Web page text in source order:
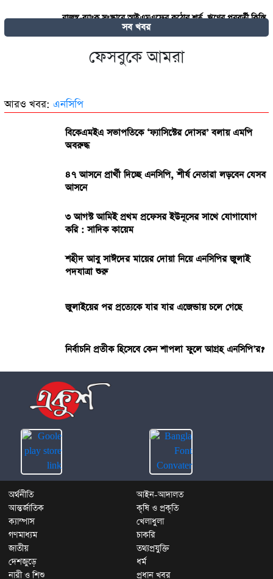
রাজস্ব-ব্যাংক সংস্কারে আইএমএফের কঠোর শর্ত, ঋণের পরবর্তী কিস্তি
নিয়ে দোটানায় সরকার
২৭০ বিলিয়ন ডলার! কার কাছে এই বিশাল ক্ষতিপূরণ চাইছে ইরান?
সব খবর
ফেসবুকে আমরা
আরও খবর: এনসিপি
বিকেএমইএ সভাপতিকে ‘ফ্যাসিস্টের দোসর’ বলায় এমপি
অবরুদ্ধ
৪৭ আসনে প্রার্থী দিচ্ছে এনসিপি, শীর্ষ নেতারা লড়বেন যেসব
আসনে
৩ আগস্ট আমিই প্রথম প্রফেসর ইউনূসের সাথে যোগাযোগ
করি : সাদিক কায়েম
শহীদ আবু সাঈদের মায়ের দোয়া নিয়ে এনসিপির জুলাই
পদযাত্রা শুরু
জুলাইয়ের পর প্রত্যেকে যার যার এজেন্ডায় চলে গেছে
নির্বাচনি প্রতীক হিসেবে কেন শাপলা ফুলে আগ্রহ এনসিপি’র?
অর্থনীতি
আইন-আদালত
আন্তর্জাতিক
কৃষি ও প্রকৃতি
ক্যাম্পাস
খেলাধুলা
গণমাধ্যম
চাকরি
জাতীয়
তথ্যপ্রযুক্তি
দেশজুড়ে
ধর্ম
নারী ও শিশু
প্রধান খবর